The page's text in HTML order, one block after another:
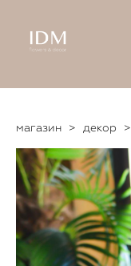
магазин > декор >